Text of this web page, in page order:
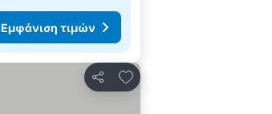
Εμφάνιση τιμών
Κοινοποίηση
Προσθήκη στα αγαπημένα